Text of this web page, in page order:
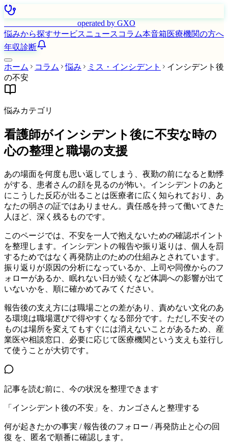
operated by GXO
悩みから探すサービスニュース コラム本音箱医療機関の方へ
年収診断
ホーム コラム 悩み ミス・インシデント
インシデント後
の不安
悩みカテゴリ
看護師がインシデント後に不安な時の
心の整理と職場の支援
あの場面を何度も思い返してしまう、夜勤の前になると動悸
がする、患者さんの顔を見るのが怖い。インシデントのあと
にこうした反応が出ることは医療者に広く知られており、あ
なたの弱さの証ではありません。責任感を持って働いてきた
人ほど、深く残るものです。
このページでは、不安を一人で抱えないための確認ポイント
を整理します。インシデントの報告や振り返りは、個人を罰
するためではなく再発防止のための仕組みとされています。
振り返りが原因の分析になっているか、上司や同僚からのフ
ォローがあるか、眠れない日が続くなど体調への影響が出て
いないかを、順に確かめてみてください。
報告後の支え方には職場ごとの差があり、責めない文化のあ
る環境は職場選びで得やすくなる部分です。ただし不安その
ものは場所を変えてもすぐには消えないことがあるため、産
業医や相談窓口、必要に応じて医療機関という支えも並行し
て使うことが大切です。
記事を読む前に、今の状況を整理できます
「インシデント後の不安」を、カンゴさんと整理する
何が起きたかの事実 / 報告後のフォロー / 再発防止と心の回
復 を、匿名で順番に確認します。